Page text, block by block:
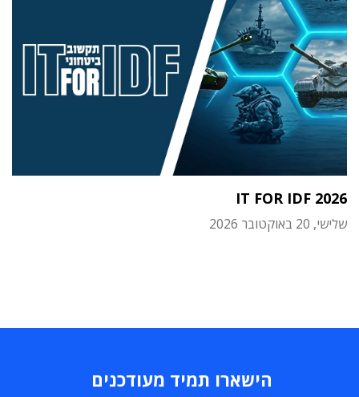
IT FOR IDF 2026
שלישי, 20 באוקטובר 2026
הישארו תמיד מעודכנים